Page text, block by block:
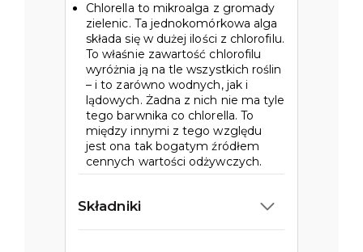
Chlorella to mikroalga z gromady
zielenic. Ta jednokomórkowa alga
składa się w dużej ilości z chlorofilu.
To właśnie zawartość chlorofilu
wyróżnia ją na tle wszystkich roślin
– i to zarówno wodnych, jak i
lądowych. Żadna z nich nie ma tyle
tego barwnika co chlorella. To
między innymi z tego względu
jest ona tak bogatym źródłem
cennych wartości odżywczych.
Składniki